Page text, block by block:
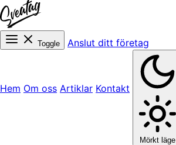
Toggle Anslut ditt företag
Hem Om oss Artiklar Kontakt
Mörkt läge